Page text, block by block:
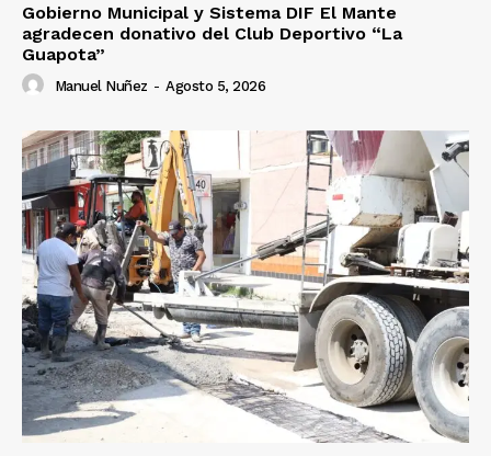
Gobierno Municipal y Sistema DIF El Mante
agradecen donativo del Club Deportivo “La
Guapota”
Manuel Nuñez - Agosto 5, 2026